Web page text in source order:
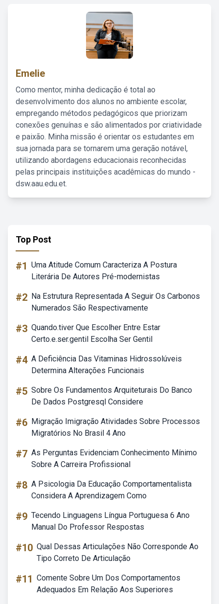
Emelie
Como mentor, minha dedicação é total ao
desenvolvimento dos alunos no ambiente escolar,
empregando métodos pedagógicos que priorizam
conexões genuínas e são alimentados por criatividade
e paixão. Minha missão é orientar os estudantes em
sua jornada para se tornarem uma geração notável,
utilizando abordagens educacionais reconhecidas
pelas principais instituições acadêmicas do mundo -
dsw.aau.edu.et.
Top Post
#1 Uma Atitude Comum Caracteriza A Postura
Literária De Autores Pré-modernistas
#2 Na Estrutura Representada A Seguir Os Carbonos
Numerados São Respectivamente
#3 Quando.tiver Que Escolher Entre Estar
Certo.e.ser.gentil Escolha Ser Gentil
#4 A Deficiência Das Vitaminas Hidrossolúveis
Determina Alterações Funcionais
#5 Sobre Os Fundamentos Arquiteturais Do Banco
De Dados Postgresql Considere
#6 Migração Imigração Atividades Sobre Processos
Migratórios No Brasil 4 Ano
#7 As Perguntas Evidenciam Conhecimento Mínimo
Sobre A Carreira Profissional
#8 A Psicologia Da Educação Comportamentalista
Considera A Aprendizagem Como
#9 Tecendo Linguagens Língua Portuguesa 6 Ano
Manual Do Professor Respostas
#10 Qual Dessas Articulações Não Corresponde Ao
Tipo Correto De Articulação
#11 Comente Sobre Um Dos Comportamentos
Adequados Em Relação Aos Superiores